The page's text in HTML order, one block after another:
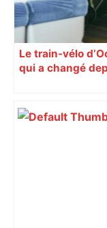
Le train-vélo
qui a changé